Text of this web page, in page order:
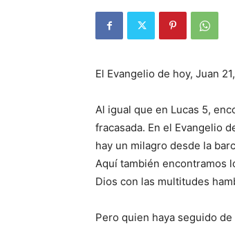
El Evangelio de hoy, Juan
Al igual que en Lucas 5,
fracasada. En el Evangelio
hay un milagro desde la
Aquí también encontramos
Dios con las multitudes
Pero quien haya seguido